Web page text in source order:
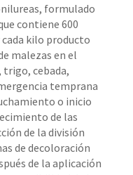
formulado
contiene 600
kilo producto
malezas en el
trigo, cebada,
temprana
o inicio
de las
de la división
de decoloración
de la aplicación